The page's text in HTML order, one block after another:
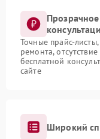
Точные прайс-
ремонта,
бесплатной
сайте
Широкий